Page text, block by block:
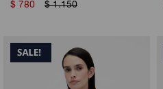
$ 780 $ 1.150